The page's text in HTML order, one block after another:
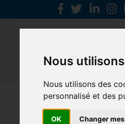
Nous
Nous utilisons des
personnalisé et des
OK Changer